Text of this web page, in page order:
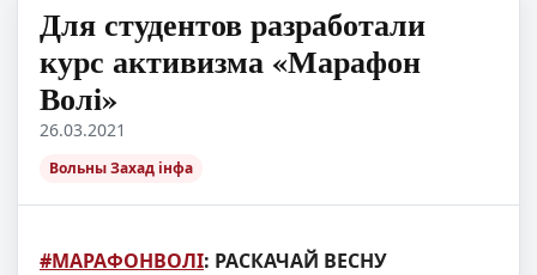
Для студентов разработали
курс активизма «Марафон
Волi»
26.03.2021
Вольны Захад інфа
#МАРАФОНВОЛI: РАСКАЧАЙ ВЕСНУ